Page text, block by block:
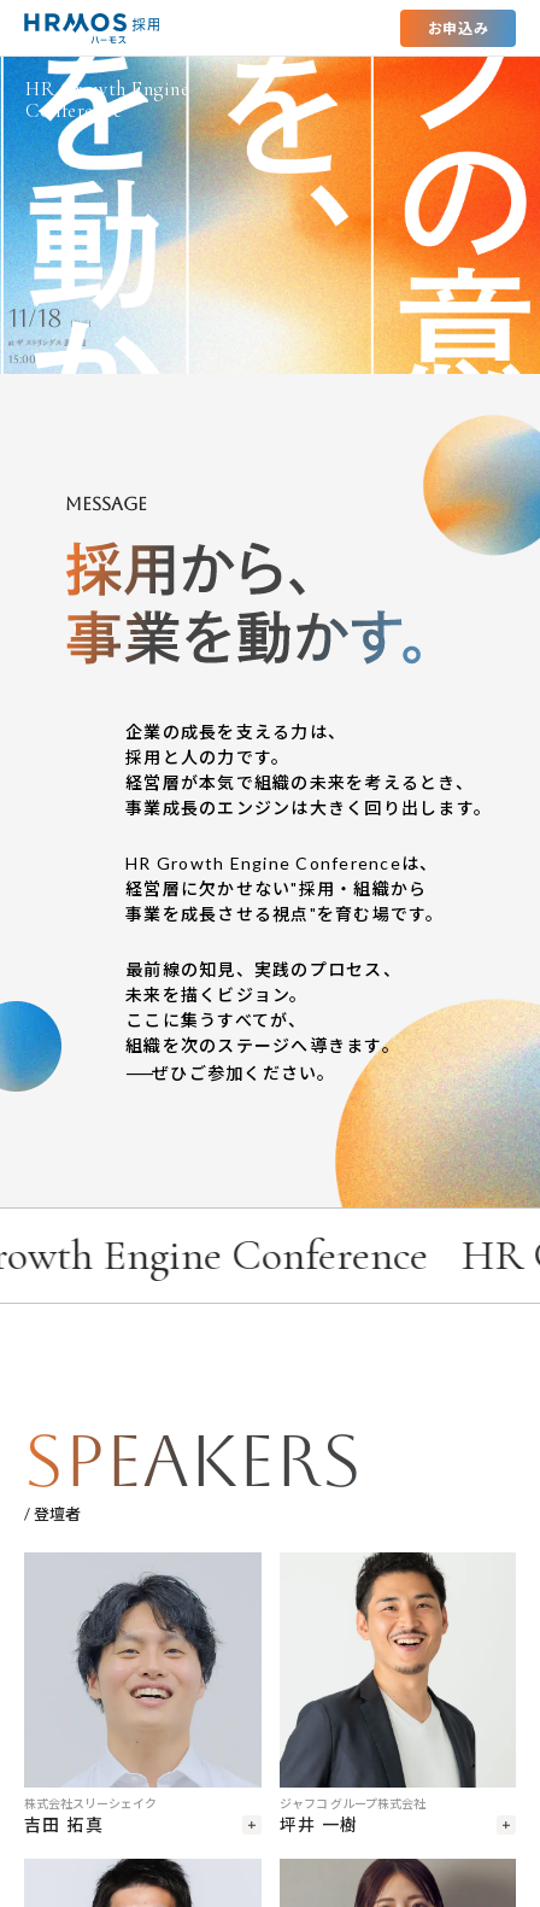
お申込み
HR Growth Engine
Conference
18 ［TUE］
15:00-19:30
Message
企業の成長を支える力は、
採用と人の力です。
経営層が本気で組織の未来を考えるとき、
事業成長のエンジンは大きく回り出します。
HR Growth Engine Conferenceは、
経営層に欠かせない"採用・組織から
事業を成長させる視点"を育む場です。
最前線の知見、実践のプロセス、
未来を描くビジョン。
ここに集うすべてが、
組織を次のステージへ導きます。
——ぜひご参加ください。
Conference
Speakers
/ 登壇者
株式会社スリーシェイク
吉田 拓真
ジャフコ グループ株式会社
坪井 一樹